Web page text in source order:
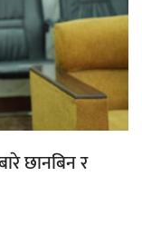
छानबिन र